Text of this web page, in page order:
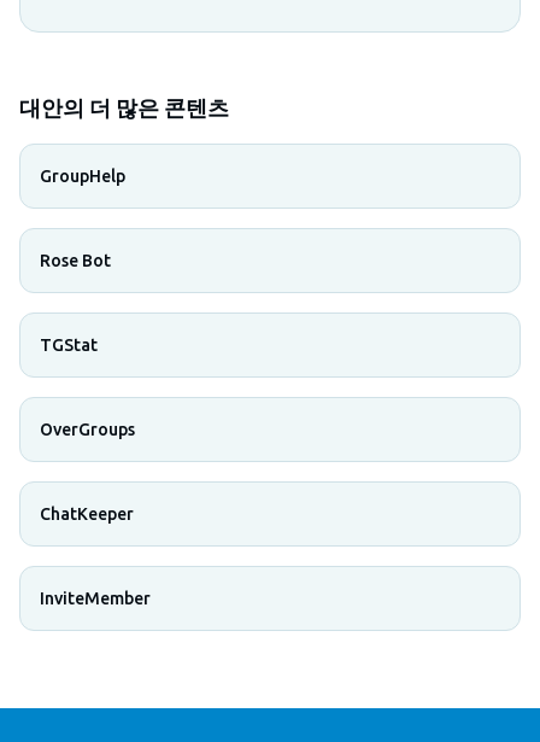
대안의 더 많은 콘텐츠
GroupHelp
Rose Bot
TGStat
OverGroups
ChatKeeper
InviteMember